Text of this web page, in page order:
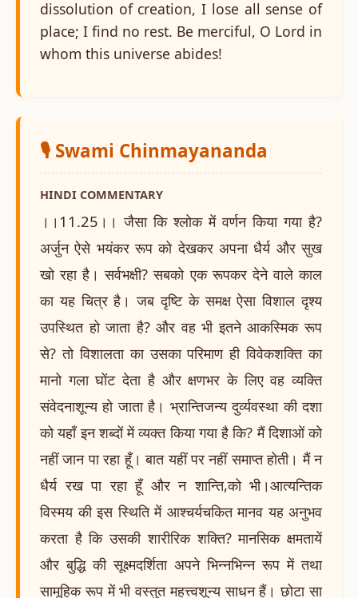
dissolution of creation, I lose all sense of
place; I find no rest. Be merciful, O Lord in
whom this universe abides!
🎙️ Swami Chinmayananda
HINDI COMMENTARY
।।11.25।। जैसा कि श्लोक में वर्णन किया गया है?
अर्जुन ऐसे भयंकर रूप को देखकर अपना धैर्य और सुख
खो रहा है। सर्वभक्षी? सबको एक रूपकर देने वाले काल
का यह चित्र है। जब दृष्टि के समक्ष ऐसा विशाल दृश्य
उपस्थित हो जाता है? और वह भी इतने आकस्मिक रूप
से? तो विशालता का उसका परिमाण ही विवेकशक्ति का
मानो गला घोंट देता है और क्षणभर के लिए वह व्यक्ति
संवेदनाशून्य हो जाता है। भ्रान्तिजन्य दुर्व्यवस्था की दशा
को यहाँ इन शब्दों में व्यक्त किया गया है कि? मैं दिशाओं को
नहीं जान पा रहा हूँ। बात यहीं पर नहीं समाप्त होती। मैं न
धैर्य रख पा रहा हूँ और न शान्ति,को भी।आत्यन्तिक
विस्मय की इस स्थिति में आश्चर्यचकित मानव यह अनुभव
करता है कि उसकी शारीरिक शक्ति? मानसिक क्षमतायें
और बुद्धि की सूक्ष्मदर्शिता अपने भिन्नभिन्न रूप में तथा
सामूहिक रूप में भी वस्तुत महत्त्वशून्य साधन हैं। छोटा सा